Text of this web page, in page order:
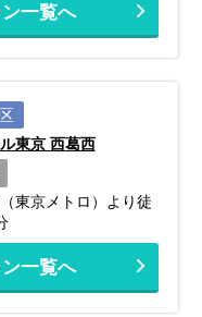
一覧へ
東京 西葛西
東京メトロ）より徒
一覧へ